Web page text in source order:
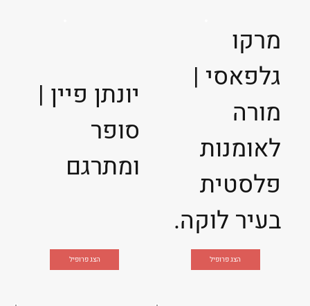
יונתן פיין |
סופר
ומתרגם
הצג פרופיל
מרקו
גלפאסי |
מורה
לאומנות
פלסטית
בעיר לוקה.
הצג פרופיל